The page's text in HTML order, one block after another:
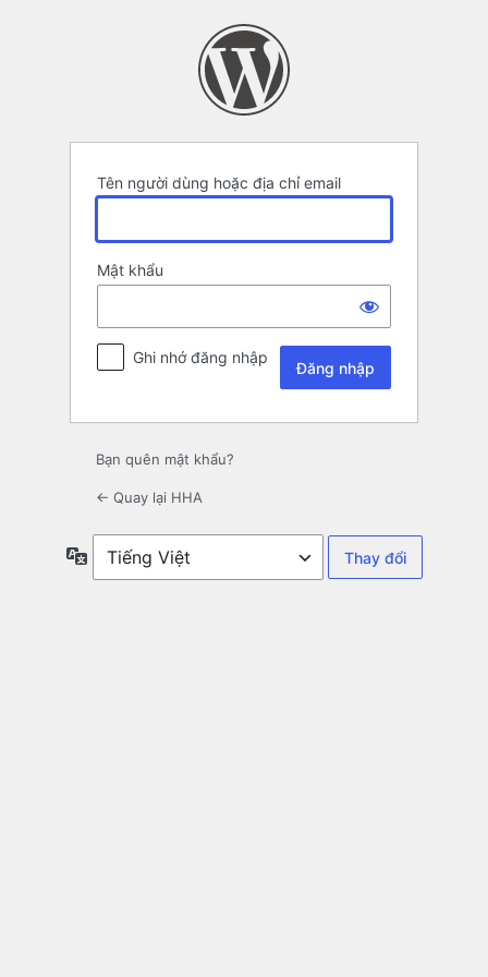
Tên người dùng hoặc địa chỉ email
Mật khẩu
Ghi nhớ đăng nhập
Bạn quên mật khẩu?
← Quay lại HHA
Ngôn
ngữ